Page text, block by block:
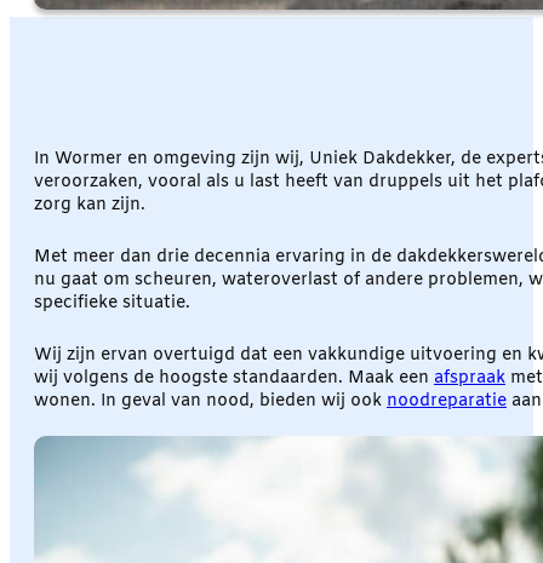
In Wormer en omgeving zijn wij, Uniek Dakdekker, de
veroorzaken, vooral als u last heeft van druppels uit het
zorg kan zijn.
Met meer dan drie decennia ervaring in de
nu gaat om scheuren, wateroverlast of andere problemen,
specifieke situatie.
Wij zijn ervan overtuigd dat een vakkundige uitvoering en
wij volgens de hoogste standaarden. Maak een afspraak
wonen. In geval van nood, bieden wij ook noodreparatie